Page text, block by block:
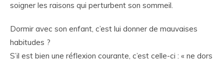
soigner les raisons qui perturbent son sommeil.
Dormir avec son enfant, c’est lui donner de mauvaises
habitudes ?
S’il est bien une réflexion courante, c’est celle-ci : « ne dors